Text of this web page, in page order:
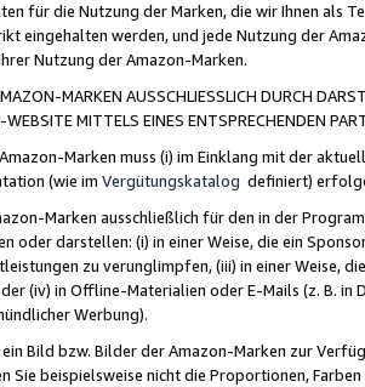
für die Nutzung der Marken, die wir Ihnen als
eingehalten werden, und jede Nutzung der
Nutzung der Amazon-Marken.
MARKEN AUSSCHLIESSLICH DURCH
MITTELS EINES ENTSPRECHENDEN
Marken muss (i) im Einklang mit der
(wie im Vergütungskatalog definiert)
Marken ausschließlich für den in der
oder darstellen: (i) in einer Weise, die ein
zu verunglimpfen, (iii) in einer Weise,
(iv) in Offline-Materialien oder E-Mails (z. B. in
Werbung).
Bild bzw. Bilder der Amazon-Marken zur
Sie beispielsweise nicht die Proportionen,